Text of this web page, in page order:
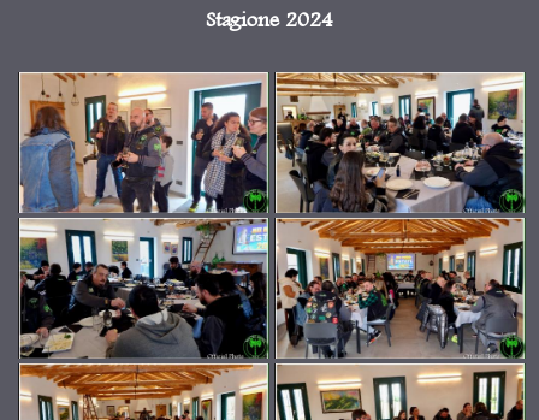
Stagione 2024